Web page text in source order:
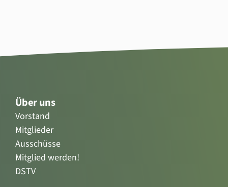
Über uns
Vorstand
Mitglieder
Ausschüsse
Mitglied werden!
DSTV